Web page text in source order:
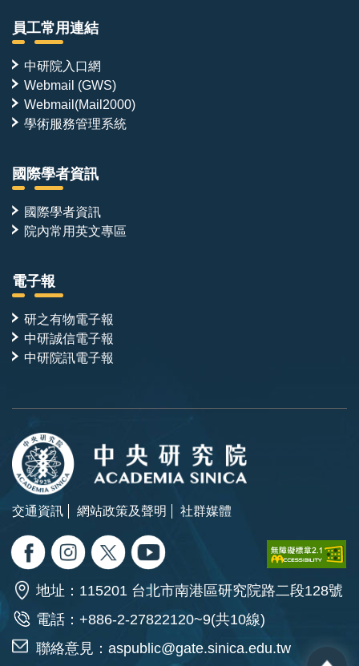
員工常用連結
中研院入口網
Webmail (GWS)
Webmail(Mail2000)
學術服務管理系統
國際學者資訊
國際學者資訊
院內常用英文專區
電子報
研之有物電子報
中研誠信電子報
中研院訊電子報
交通資訊 網站政策及聲明 社群媒體
地址：115201 台北市南港區研究院路二段128號
電話：+886-2-27822120~9(共10線)
聯絡意見： aspublic@gate.sinica.edu.tw